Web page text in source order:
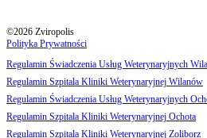
©2026 Zviropolis
Polityka Prywatności
Regulamin Świadczenia Usług Weterynaryjnych
Regulamin Szpitala Kliniki Weterynaryjnej Wilanów
Regulamin Świadczenia Usług Weterynaryjnych
Regulamin Szpitala Kliniki Weterynaryjnej Ochota
Regulamin Szpitala Kliniki Weterynaryjnej Zoliborz